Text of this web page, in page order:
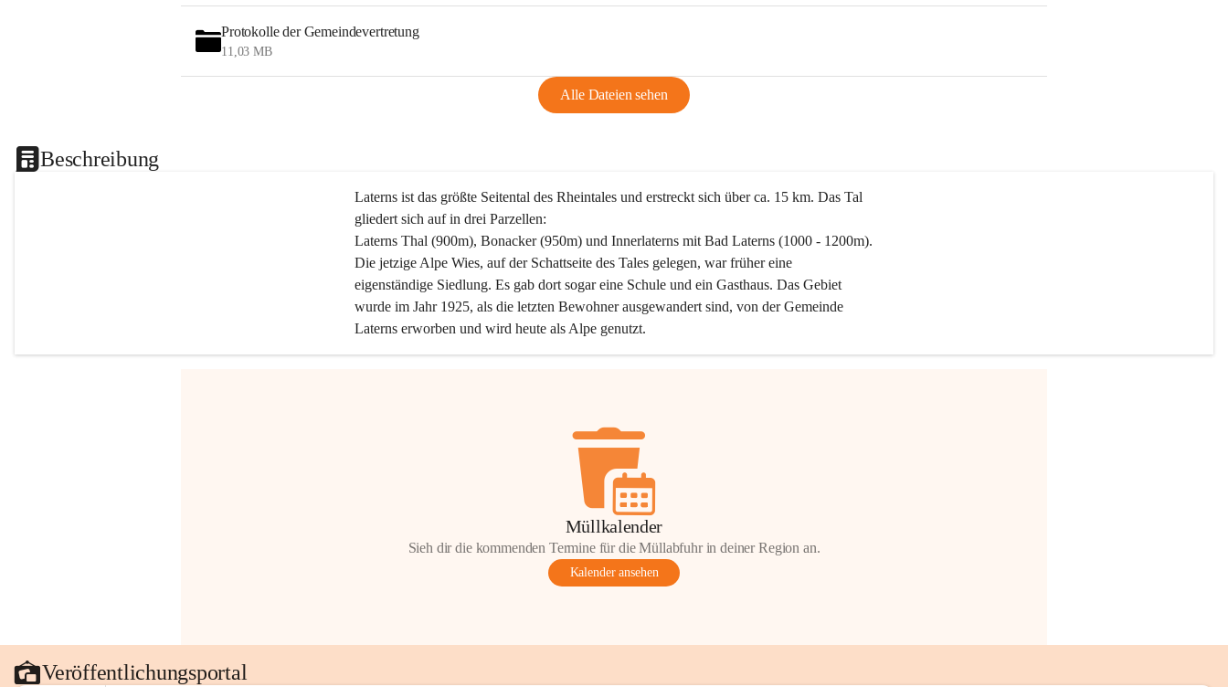
Protokolle der Gemeindevertretung
11,03 MB
Alle Dateien sehen
Beschreibung
Laterns ist das größte Seitental des Rheintales und erstreckt sich über ca. 15 km. Das Tal
gliedert sich auf in drei Parzellen:
Laterns Thal (900m), Bonacker (950m) und Innerlaterns mit Bad Laterns (1000 - 1200m).
Die jetzige Alpe Wies, auf der Schattseite des Tales gelegen, war früher eine
eigenständige Siedlung. Es gab dort sogar eine Schule und ein Gasthaus. Das Gebiet
wurde im Jahr 1925, als die letzten Bewohner ausgewandert sind, von der Gemeinde
Laterns erworben und wird heute als Alpe genutzt.
Müllkalender
Sieh dir die kommenden Termine für die Müllabfuhr in deiner Region an.
Kalender ansehen
Veröffentlichungsportal